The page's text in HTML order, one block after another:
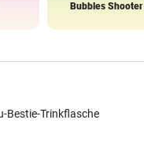
Bubbles Shooter